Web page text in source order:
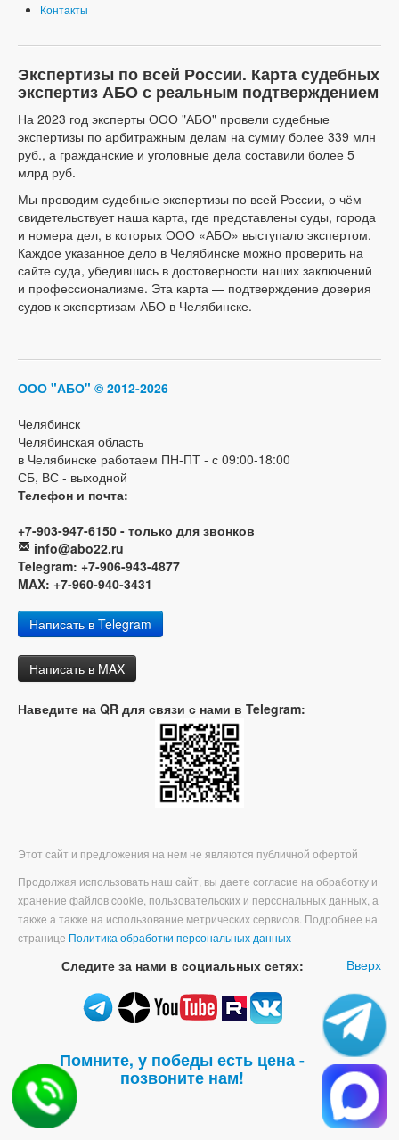
Контакты
Экспертизы по всей России. Карта судебных
экспертиз АБО с реальным подтверждением
На 2023 год эксперты ООО "АБО" провели судебные
экспертизы по арбитражным делам на сумму более 339 млн
руб., а гражданские и уголовные дела составили более 5
млрд руб.
Мы проводим судебные экспертизы по всей России, о чём
свидетельствует наша карта, где представлены суды, города
и номера дел, в которых ООО «АБО» выступало экспертом.
Каждое указанное дело в Челябинске можно проверить на
сайте суда, убедившись в достоверности наших заключений
и профессионализме. Эта карта — подтверждение доверия
судов к экспертизам АБО в Челябинске.
ООО "АБО" © 2012-2026
Челябинск
Челябинская область
в Челябинске работаем ПН-ПТ - с 09:00-18:00
СБ, ВС - выходной
Телефон и почта:
+7-903-947-6150 - только для звонков
info@abo22.ru
Telegram: +7-906-943-4877
MAX: +7-960-940-3431
Написать в Telegram
Написать в MAX
Наведите на QR для связи с нами в Telegram:
Этот сайт и предложения на нем не являются публичной офертой
Продолжая использовать наш сайт, вы даете согласие на обработку и
хранение файлов cookie, пользовательских и персональных данных, а
также а также на использование метрических сервисов. Подробнее на
странице Политика обработки персональных данных
Вверх
Следите за нами в социальных сетях:
Помните, у победы есть цена -
позвоните нам!